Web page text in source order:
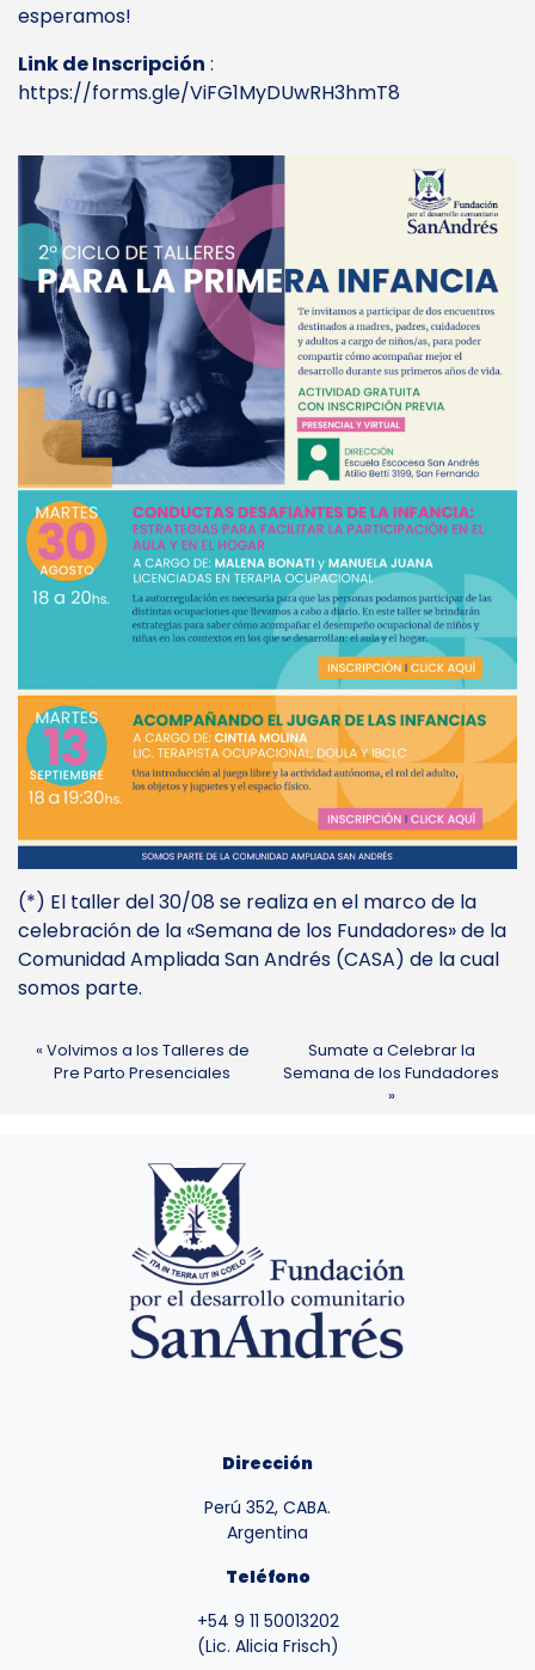
esperamos!
Link de Inscripción :
https://forms.gle/ViFG1MyDUwRH3hmT8
(*) El taller del 30/08 se realiza en el marco de la
celebración de la «Semana de los Fundadores» de la
Comunidad Ampliada San Andrés (CASA) de la cual
somos parte.
Volvimos a los Talleres de
Pre Parto Presenciales
Sumate a Celebrar la
Semana de los Fundadores
Dirección
Perú 352, CABA.
Argentina
Teléfono
+54 9 11 50013202
(Lic. Alicia Frisch)